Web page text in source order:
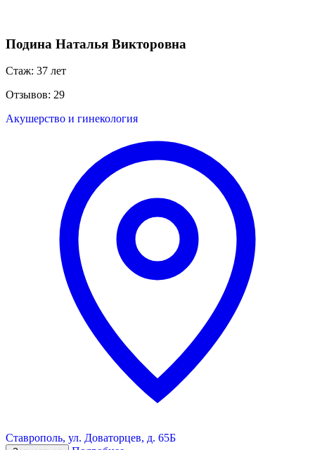
Подина Наталья Викторовна
Стаж: 37 лет
Отзывов: 29
Акушерство и гинекология
Ставрополь, ул. Доваторцев, д. 65Б